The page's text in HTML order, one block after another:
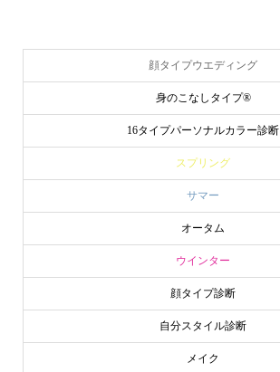
顔タイプウエディング
身のこなしタイプ®
16タイプパーソナルカラー診断
スプリング
サマー
オータム
ウインター
顔タイプ診断
自分スタイル診断
メイク